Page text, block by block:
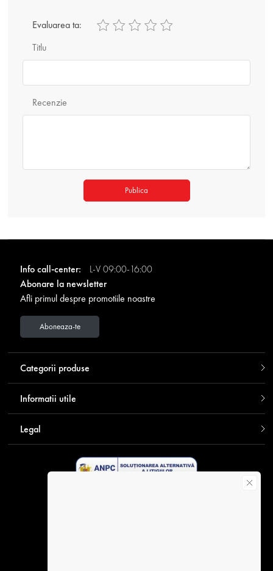
Titlu
Evaluarea ta:
Recenzie
Publica
Info call-center:
L-V 09:00-16:00
Abonare la newsletter
Afli primul despre promotiile noastre
Aboneaza-te
Categorii produse
Informatii utile
Legal